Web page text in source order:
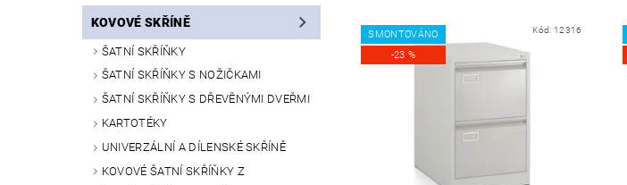
KOVOVÉ SKŘÍNĚ
ŠATNÍ SKŘÍŇKY
ŠATNÍ SKŘÍŇKY S NOŽIČKAMI
ŠATNÍ SKŘÍŇKY S DŘEVĚNÝMI DVEŘMI
KARTOTÉKY
UNIVERZÁLNÍ A DÍLENSKÉ SKŘÍNĚ
KOVOVÉ ŠATNÍ SKŘÍŇKY Z
SMONTOVÁNO
-23 %
Kód: 12316